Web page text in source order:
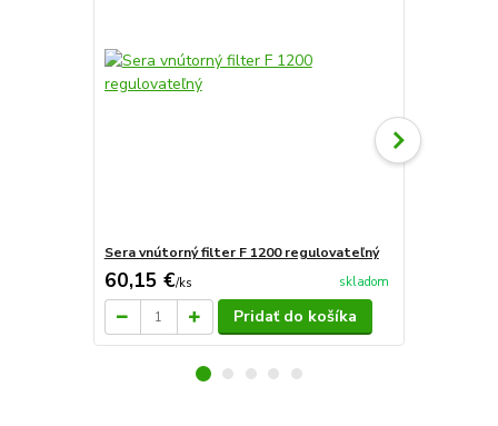
Sera vnútorný filter F 1200 regulovateľný
60,15 €/ks skladom
Pridať do košíka